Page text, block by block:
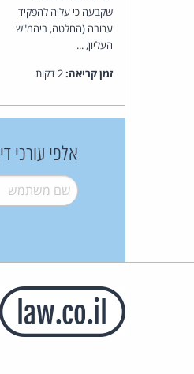
שקבעה כי עליה להפקיד
ערובה (החלטה, ביהמ"ש
העליון, ...
זמן קריאה:
אלפי עורכי
שם משתמש*